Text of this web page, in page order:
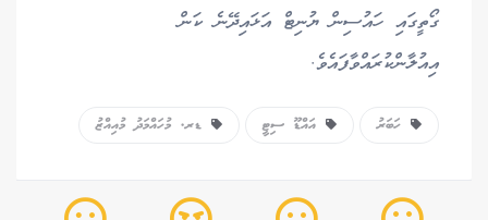
ގޯތީގައި ހައުސިން ޔުނިޓް އަޅައިދޭނެ ކަން
އިއުލާންކުރައްވާފައެވެ.
ހަބަރު އައްޑޫ ސިޓީ ޑރ. މުހައްމަދު މުއިއްޒު